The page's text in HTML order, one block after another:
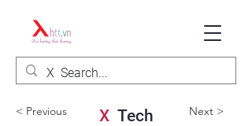
< Previous X Tech Next >